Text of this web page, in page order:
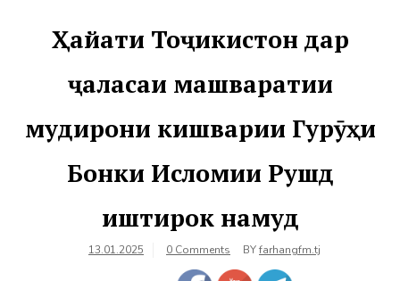
Ҳайати Тоҷикистон дар
ҷаласаи машваратии
мудирони кишварии Гурӯҳи
Бонки Исломии Рушд
иштирок намуд
13.01.2025 0 Comments BYfarhangfm.tj